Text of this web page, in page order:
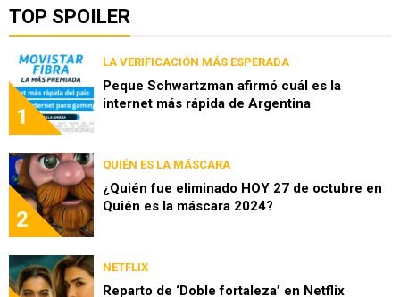
TOP SPOILER
1
LA VERIFICACIÓN MÁS ESPERADA
Peque Schwartzman afirmó cuál es la
internet más rápida de Argentina
2
QUIÉN ES LA MÁSCARA
¿Quién fue eliminado HOY 27 de octubre en
Quién es la máscara 2024?
NETFLIX
Reparto de ‘Doble fortaleza’ en Netflix